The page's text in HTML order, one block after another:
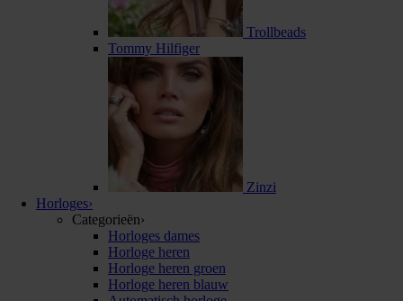
Trollbeads
Tommy Hilfiger
Zinzi
Horloges›
Categorieën›
Horloges dames
Horloge heren
Horloge heren groen
Horloge heren blauw